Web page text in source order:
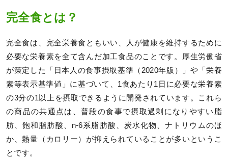
完全食とは？
完全食は、完全栄養食ともいい、人が健康を維持するために
必要な栄養素を全て含んだ加工食品のことです。厚生労働省
が策定した「日本人の食事摂取基準（2020年版）」や「栄養
素等表示基準値」に基づいて、1食あたり1日に必要な栄養素
の3分の1以上を摂取できるように開発されています。これら
の商品の共通点は、普段の食事で摂取過剰になりやすい脂
肪、飽和脂肪酸、n-6系脂肪酸、炭水化物、ナトリウムのほ
か、熱量（カロリー）が抑えられていることが多いというこ
とです。